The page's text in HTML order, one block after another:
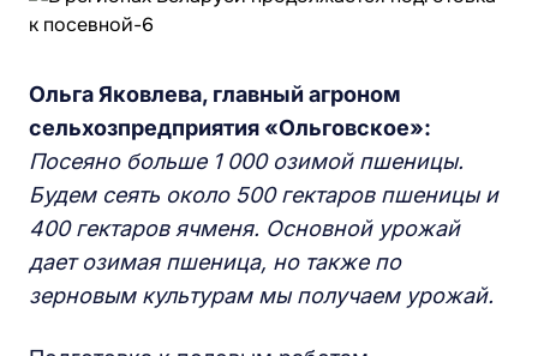
Ольга Яковлева, главный агроном
сельхозпредприятия «Ольговское»:
Посеяно больше 1 000 озимой пшеницы.
Будем сеять около 500 гектаров пшеницы и
400 гектаров ячменя. Основной урожай
дает озимая пшеница, но также по
зерновым культурам мы получаем урожай.